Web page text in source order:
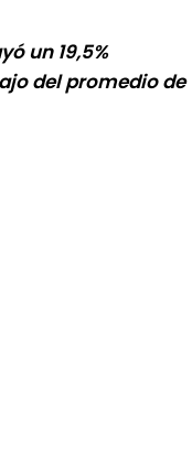
un 19,5%
del promedio de